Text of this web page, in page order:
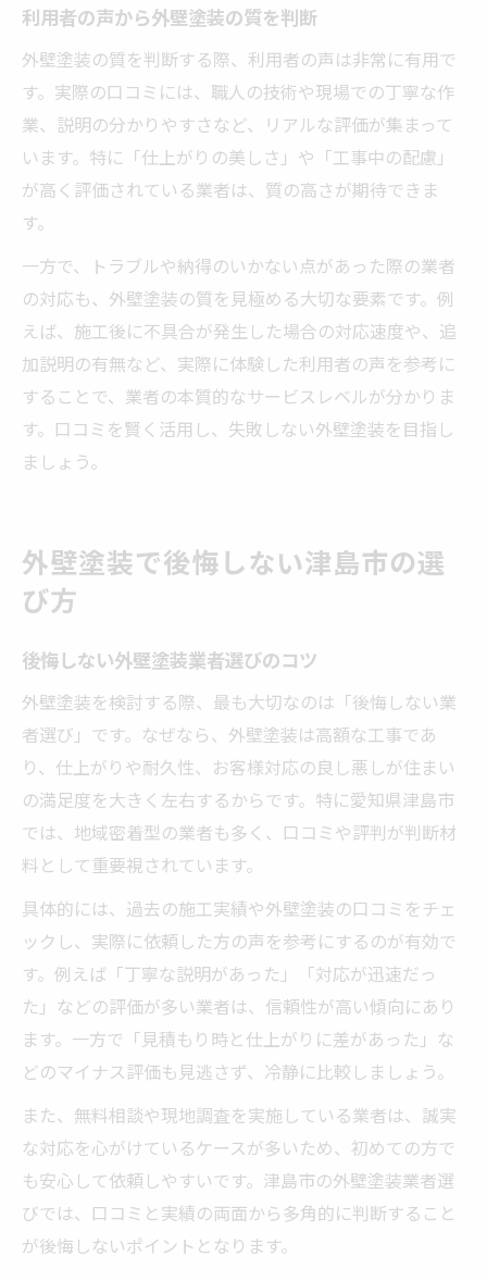
利用者の声から外壁塗装の質を判断
外壁塗装の質を判断する際、利用者の声は非常に有用で
す。実際の口コミには、職人の技術や現場での丁寧な作
業、説明の分かりやすさなど、リアルな評価が集まって
います。特に「仕上がりの美しさ」や「工事中の配慮」
が高く評価されている業者は、質の高さが期待できま
す。
一方で、トラブルや納得のいかない点があった際の業者
の対応も、外壁塗装の質を見極める大切な要素です。例
えば、施工後に不具合が発生した場合の対応速度や、追
加説明の有無など、実際に体験した利用者の声を参考に
することで、業者の本質的なサービスレベルが分かりま
す。口コミを賢く活用し、失敗しない外壁塗装を目指し
ましょう。
外壁塗装で後悔しない津島市の選
び方
後悔しない外壁塗装業者選びのコツ
外壁塗装を検討する際、最も大切なのは「後悔しない業
者選び」です。なぜなら、外壁塗装は高額な工事であ
り、仕上がりや耐久性、お客様対応の良し悪しが住まい
の満足度を大きく左右するからです。特に愛知県津島市
では、地域密着型の業者も多く、口コミや評判が判断材
料として重要視されています。
具体的には、過去の施工実績や外壁塗装の口コミをチェ
ックし、実際に依頼した方の声を参考にするのが有効で
す。例えば「丁寧な説明があった」「対応が迅速だっ
た」などの評価が多い業者は、信頼性が高い傾向にあり
ます。一方で「見積もり時と仕上がりに差があった」な
どのマイナス評価も見逃さず、冷静に比較しましょう。
また、無料相談や現地調査を実施している業者は、誠実
な対応を心がけているケースが多いため、初めての方で
も安心して依頼しやすいです。津島市の外壁塗装業者選
びでは、口コミと実績の両面から多角的に判断すること
が後悔しないポイントとなります。